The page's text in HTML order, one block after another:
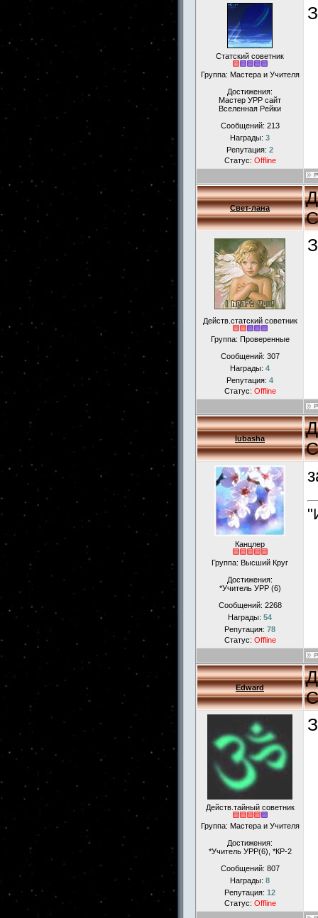
Статский советник
Группа: Мастера и Учителя
Достижения:
Мастер УРР сайт
Вселенная Рейки
Сообщений: 213
Награды: 3
Репутация: 2
Статус: Offline
Свет-лана
Действ.статский советник
Группа: Проверенные
Сообщений: 307
Награды: 4
Репутация: 4
Статус: Offline
lubasha
Канцлер
Группа: Высший Круг
Достижения:
*Учитель УРР (6)
Сообщений: 2268
Награды: 54
Репутация: 78
Статус: Offline
Edward
Действ.тайный советник
Группа: Мастера и Учителя
Достижения:
*Учитель УРР(6), *КР-2
Сообщений: 807
Награды: 8
Репутация: 12
Статус: Offline